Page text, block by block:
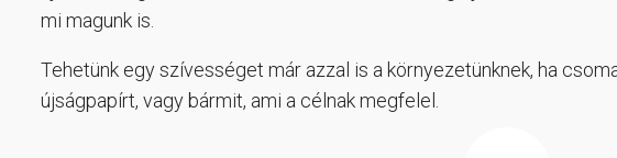
mi magunk is.
Tehetünk egy szívességet már azzal is a környezetünknek, ha
újságpapírt, vagy bármit, ami a célnak megfelel.